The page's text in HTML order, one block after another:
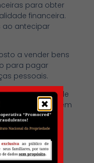
para obter
financeira.
ao antecipar
a vender bens
para pagar
pessoais.
uma meta de
os depósitos em
Invista em
habilidades
de renda.